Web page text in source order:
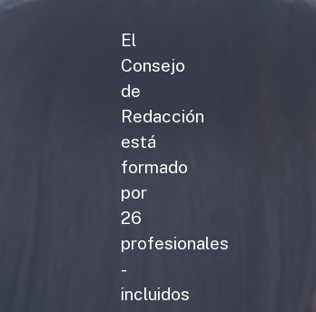
El
Consejo
de
Redacción
está
formado
por
26
profesionales
-
incluidos